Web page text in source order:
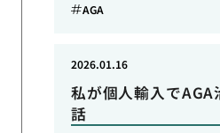
AGA
私が個人輸入でAGA
話
2026.01.16